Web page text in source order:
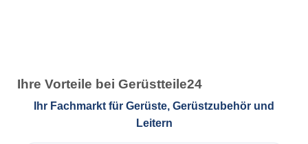
Ihre Vorteile bei Gerüstteile24
Ihr Fachmarkt für Gerüste, Gerüstzubehör und
Leitern